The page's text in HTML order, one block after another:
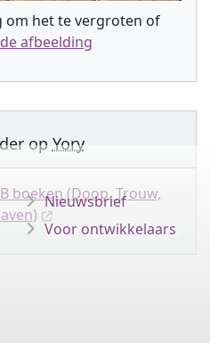
om het te vergroten of
afbeelding
op Yory
boeken (Doop, Trouw,
Nieuwsbrief
Voor ontwikkelaars